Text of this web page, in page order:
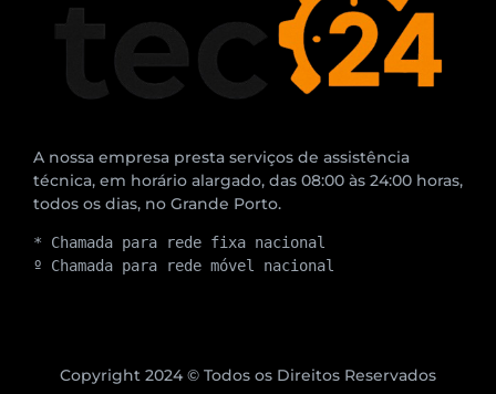
A nossa empresa presta serviços de assistência
técnica, em horário alargado, das 08:00 às 24:00 horas,
todos os dias, no Grande Porto.
* Chamada para rede fixa nacional
º Chamada para rede móvel nacional
Copyright 2024 © Todos os Direitos Reservados